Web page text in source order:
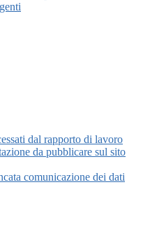
dal rapporto di lavoro
da pubblicare sul sito
comunicazione dei dati